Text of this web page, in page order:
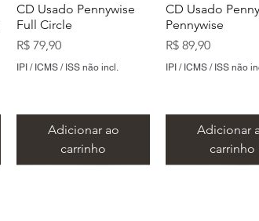
CD Usado Pennywise
Full Circle
Preço
R$ 79,90
IPI / ICMS / ISS não incl.
Adicionar ao
carrinho
CD Usado
Pennywise
Preço
R$ 89,90
IPI / ICMS / ISS não
Adicionar
carrinho